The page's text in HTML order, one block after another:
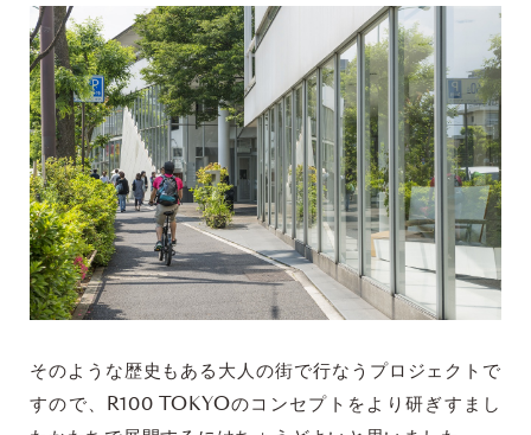
そのような歴史もある大人の街で行なうプロジェクトで
すので、R100 TOKYOのコンセプトをより研ぎすまし